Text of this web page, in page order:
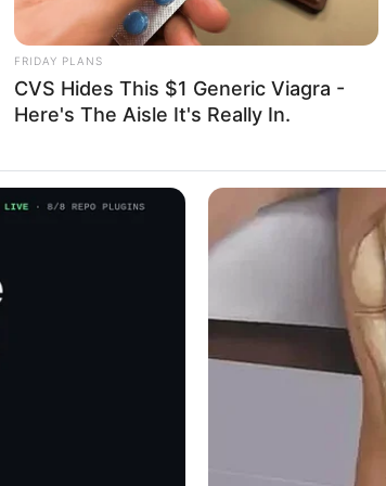
is bizonyított:1964-ben már az amerikai
ahetedik helyenvégzett.
a páston
hitt a tudományban és a tanulás erejében.
Kutatóintézetben dolgozott.
szerzett tudományos
Orleansban biokémia-professzor
2003-ban az ELTE
FRIDAY PLANS
CVS Hides This $1 Generic Viagra -
Here's The Aisle It's Really In.